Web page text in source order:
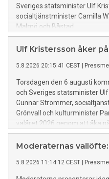
Sveriges statsminister Ulf
socialtjänstminister Camilla
Malmö och Båstad.
Ulf Kristersson åker
5.8.2026 20:15:41 CEST
Torsdagen den 6 augusti
och Sveriges statsminister
Gunnar Strömmer,
Grönvall och kulturminister
valåret 2026 genom att åka
Moderaternas
5.8.2026 11:14:12 CEST